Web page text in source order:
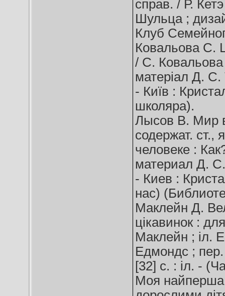
справ. / Р.
Шульца ;
Клуб
Ковальова С.
/ С. Ковальова
матеріал Д.
- Київ :
школяра).
Лысов В. Мир
содержат. ст.,
человеке :
материал Д.
- Киев :
нас)
Маклейн Д.
цікавинок :
Маклейн ; іл.
Едмондс ;
[32] c. : іл. -
Моя найперша